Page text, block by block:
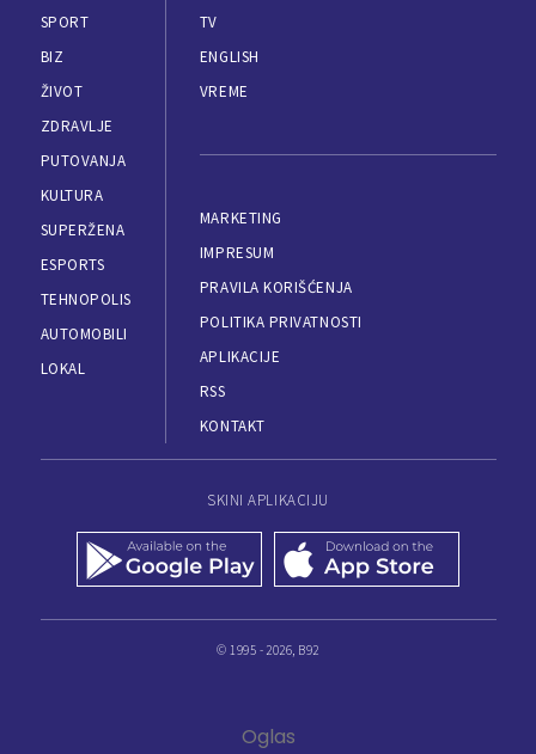
SPORT
BIZ
ŽIVOT
ZDRAVLJE
PUTOVANJA
KULTURA
SUPERŽENA
ESPORTS
TEHNOPOLIS
AUTOMOBILI
LOKAL
TV
ENGLISH
VREME
MARKETING
IMPRESUM
PRAVILA KORIŠĆENJA
POLITIKA PRIVATNOSTI
APLIKACIJE
RSS
KONTAKT
SKINI APLIKACIJU
© 1995 - 2026, B92